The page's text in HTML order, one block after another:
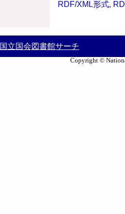
RDF/XML形式,
国立国会図書館サーチ
Copyright ©